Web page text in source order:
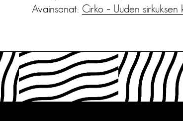
Avainsanat: Cirko – Uuden sirkuksen